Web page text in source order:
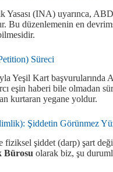
(INA) uyarınca,
Bu düzenlemenin en
Süreci
Yeşil Kart başvurularında
eşin haberi bile olmadan
kurtaran yegane yoldur.
Şiddetin Görünmez
şiddet (darp) şart
Bürosu olarak biz, şu